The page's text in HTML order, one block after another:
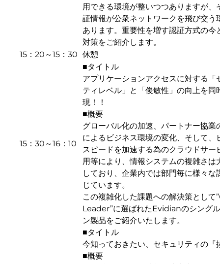
用できる環境が整いつつありますが、
証情報が公衆ネットワークを飛び交う
あります。重要性を増す認証方式の今
対策をご紹介します。
15：20～15：30 休憩
15：30～16：10
■タイトル
アプリケーションアクセスに対する「
ティレベル」と「俊敏性」の向上を同
現！！
■概要
グローバル化の加速、パートナー協業
によるビジネス環境の変化、そして、
スピードを加速する為のクラウドサー
用等により、情報システムの複雑さは
しており、企業内では部門毎に様々な
じています。
この複雑化した課題への解決策として
Leader”に選ばれたEvidianのシング
ン製品をご紹介いたします。
■タイトル
今知っておきたい、セキュリティの『
■概要